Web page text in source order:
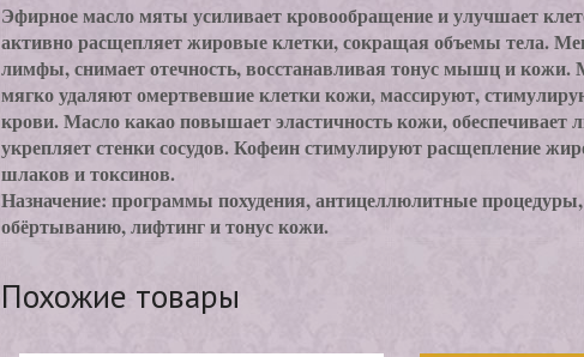
Эфирное масло мяты усиливает кровообращение и улучшает
активно расщепляет жировые клетки, сокращая объемы тела.
лимфы, снимает отечность, восстанавливая тонус мышц и кожи.
мягко удаляют омертвевшие клетки кожи, массируют,
крови. Масло какао повышает эластичность кожи, обеспечивает
укрепляет стенки сосудов. Кофеин стимулируют расщепление
шлаков и токсинов.
Назначение: программы похудения, антицеллюлитные
обёртыванию, лифтинг и тонус кожи.
Похожие товары